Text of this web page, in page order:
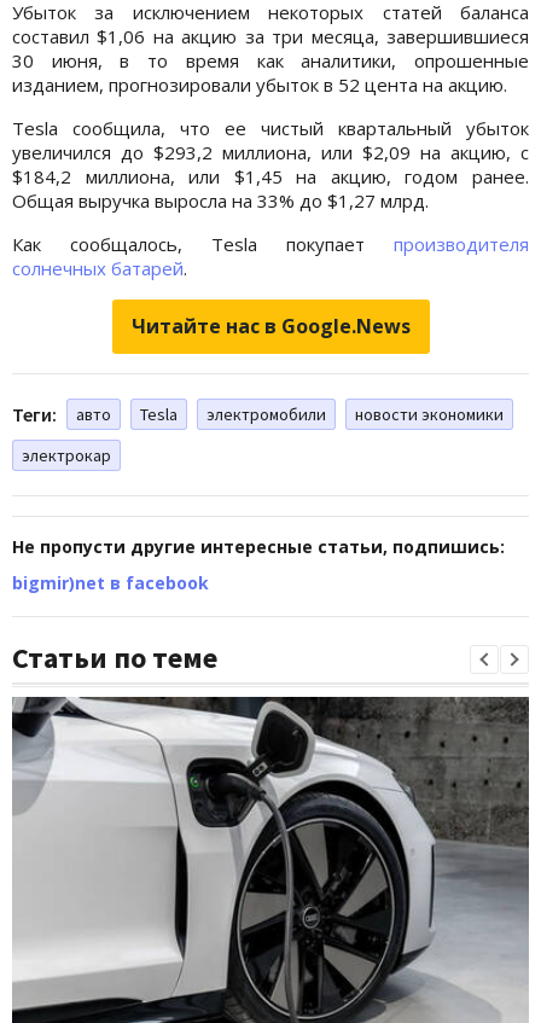
Убыток за исключением некоторых статей баланса
составил $1,06 на акцию за три месяца, завершившиеся
30 июня, в то время как аналитики, опрошенные
изданием, прогнозировали убыток в 52 цента на акцию.
Tesla сообщила, что ее чистый квартальный убыток
увеличился до $293,2 миллиона, или $2,09 на акцию, с
$184,2 миллиона, или $1,45 на акцию, годом ранее.
Общая выручка выросла на 33% до $1,27 млрд.
Как сообщалось, Tesla покупает производителя
солнечных батарей.
Читайте нас в Google.News
Теги: авто Tesla электромобили
новости экономики
электрокар
Не пропусти другие интересные статьи, подпишись:
bigmir)net в facebook
Статьи по теме